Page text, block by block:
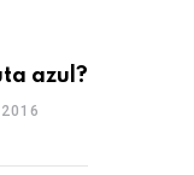
azul?
2016